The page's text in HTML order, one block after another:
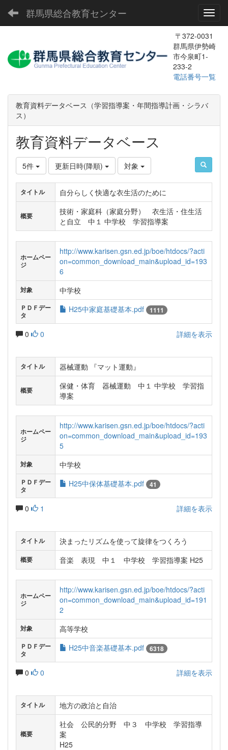
群馬県総合教育センター
〒372-0031
群馬県伊勢崎
市今泉町1-
233-2
電話番号一覧
教育資料データベース（学習指導案・年間指導計画・シラバ
ス）
教育資料データベース
5件 更新日時(降順) 対象
タイトル 自分らしく快適な衣生活のために
概要
技術・家庭科（家庭分野） 衣生活・住生活
と自立 中１ 中学校 学習指導案
ホームペー
ジ
http://www.karisen.gsn.ed.jp/boe/htdocs/?acti
on=common_download_main&upload_id=193
6
対象 中学校
ＰＤＦデー
タ
H25中家庭基礎基本.pdf 1111
0 0 詳細を表示
タイトル 器械運動 『マット運動』
概要
保健・体育 器械運動 中１ 中学校 学習指
導案
ホームペー
ジ
http://www.karisen.gsn.ed.jp/boe/htdocs/?acti
on=common_download_main&upload_id=193
5
対象 中学校
ＰＤＦデー
タ
H25中保体基礎基本.pdf 41
0 1 詳細を表示
タイトル 決まったリズムを使って旋律をつくろう
概要 音楽 表現 中１ 中学校 学習指導案 H25
ホームペー
ジ
http://www.karisen.gsn.ed.jp/boe/htdocs/?acti
on=common_download_main&upload_id=191
2
対象 高等学校
ＰＤＦデー
タ
H25中音楽基礎基本.pdf 6318
0 0 詳細を表示
タイトル 地方の政治と自治
概要
社会 公民的分野 中３ 中学校 学習指導
案
H25